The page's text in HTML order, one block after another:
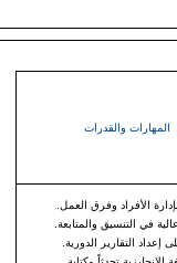
المهارات والقدرات
الأفراد وفرق العمل.
في التنسيق والمتابعة.
إعداد التقارير الدورية.